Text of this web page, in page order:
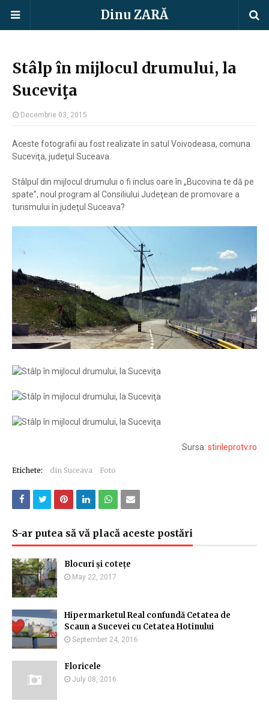
Dinu ZARĂ
Stâlp în mijlocul drumului, la
Suceviţa
Decembrie 03, 2015
Aceste fotografii au fost realizate în satul Voivodeasa, comuna
Suceviţa, judeţul Suceava.
Stâlpul din mijlocul drumului o fi inclus oare în „Bucovina te dă pe
spate”, noul program al Consiliului Judeţean de promovare a
turismului în judeţul Suceava?
Sursa: stirileprotv.ro
Etichete: din Suceava Foto
S-ar putea să vă placă aceste postări
Blocuri și cotețe
May 22, 2017
Hipermarketul Real confundă Cetatea de
Scaun a Sucevei cu Cetatea Hotinului
September 24, 2016
Floricele
July 08, 2016